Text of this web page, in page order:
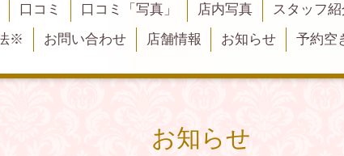
口コミ 口コミ「写真」 店内写真 スタッフ
※
お問い合わせ 店舗情報 お知らせ 予約空
お知らせ